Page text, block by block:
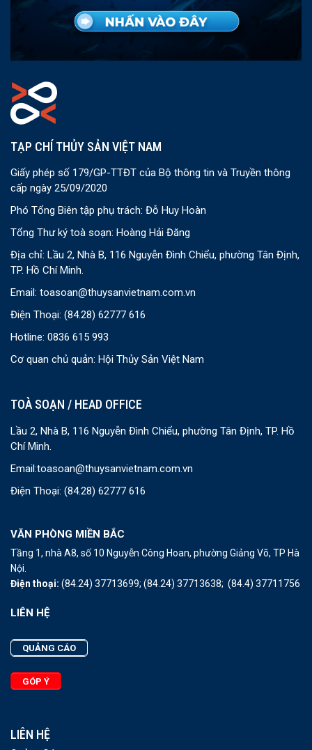
TẠP CHÍ THỦY SẢN VIỆT NAM
Giấy phép số 179/GP-TTĐT của Bộ thông tin và Truyền thông
cấp ngày 25/09/2020
Phó Tổng Biên tập phụ trách: Đỗ Huy Hoàn
Tổng Thư ký toà soạn: Hoàng Hải Đăng
Địa chỉ: Lầu 2, Nhà B, 116 Nguyễn Đình Chiểu, phường Tân Định,
TP. Hồ Chí Minh.
Email: toasoan@thuysanvietnam.com.vn
Điện Thoại: (84.28) 62777 616
Hotline: 0836 615 993
Cơ quan chủ quản: Hội Thủy Sản Việt Nam
TOÀ SOẠN / HEAD OFFICE
Lầu 2, Nhà B, 116 Nguyễn Đình Chiểu, phường Tân Định, TP. Hồ
Chí Minh.
Email:toasoan@thuysanvietnam.com.vn
Điện Thoại: (84.28) 62777 616
VĂN PHÒNG MIỀN BẮC
Tầng 1, nhà A8, số 10 Nguyễn Công Hoan, phường Giảng Võ, TP Hà
Nội.
Điện thoại: (84.24) 37713699; (84.24) 37713638; (84.4) 37711756
LIÊN HỆ
QUẢNG CÁO
GÓP Ý
LIÊN HỆ